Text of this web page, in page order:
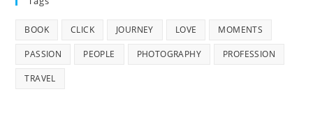
BOOK CLICK JOURNEY LOVE MOMENTS
PASSION PEOPLE PHOTOGRAPHY PROFESSION
TRAVEL